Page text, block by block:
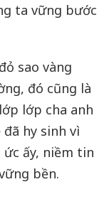
ta vững bước
sao vàng
đó cũng là
lớp cha anh
hy sinh vì
ấy, niềm tin
bền.